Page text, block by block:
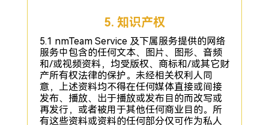
5. 知识产权
5.1 nmTeam Service 及下属服务提供的网络
服务中包含的任何文本、图片、图形、音频
和/或视频资料，均受版权、商标和/或其它财
产所有权法律的保护。未经相关权利人同
意，上述资料均不得在任何媒体直接或间接
发布、播放、出于播放或发布目的而改写或
再发行，或者被用于其他任何商业目的。所
有这些资料或资料的任何部分仅可作为私人